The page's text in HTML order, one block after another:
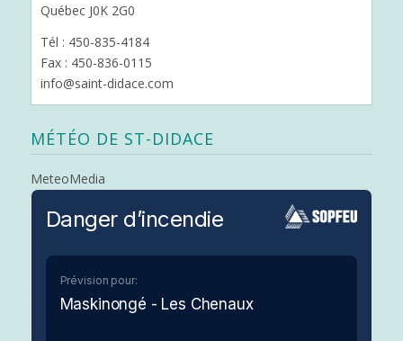
Québec J0K 2G0
Tél : 450-835-4184
Fax : 450-836-0115
info@saint-didace.com
MÉTÉO DE ST-DIDACE
MeteoMedia
Danger d’incendie
Prévision pour:
Maskinongé - Les Chenaux